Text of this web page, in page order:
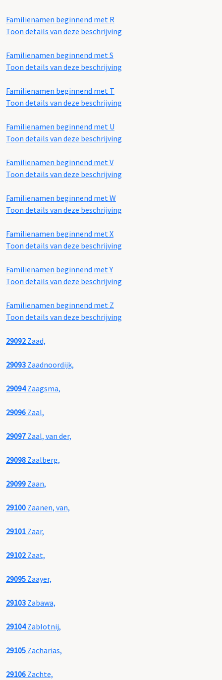
Familienamen beginnend met R
Toon details van deze beschrijving
Familienamen beginnend met S
Toon details van deze beschrijving
Familienamen beginnend met T
Toon details van deze beschrijving
Familienamen beginnend met U
Toon details van deze beschrijving
Familienamen beginnend met V
Toon details van deze beschrijving
Familienamen beginnend met W
Toon details van deze beschrijving
Familienamen beginnend met X
Toon details van deze beschrijving
Familienamen beginnend met Y
Toon details van deze beschrijving
Familienamen beginnend met Z
Toon details van deze beschrijving
29092Zaad,
29093 Zaadnoordijk,
29094Zaagsma,
29096 Zaal,
29097Zaal, van der,
29098 Zaalberg,
29099 Zaan,
29100 Zaanen, van,
29101 Zaar,
29102Zaat,
29095 Zaayer,
29103 Zabawa,
29104Zablotnij,
29105 Zacharias,
29106 Zachte,